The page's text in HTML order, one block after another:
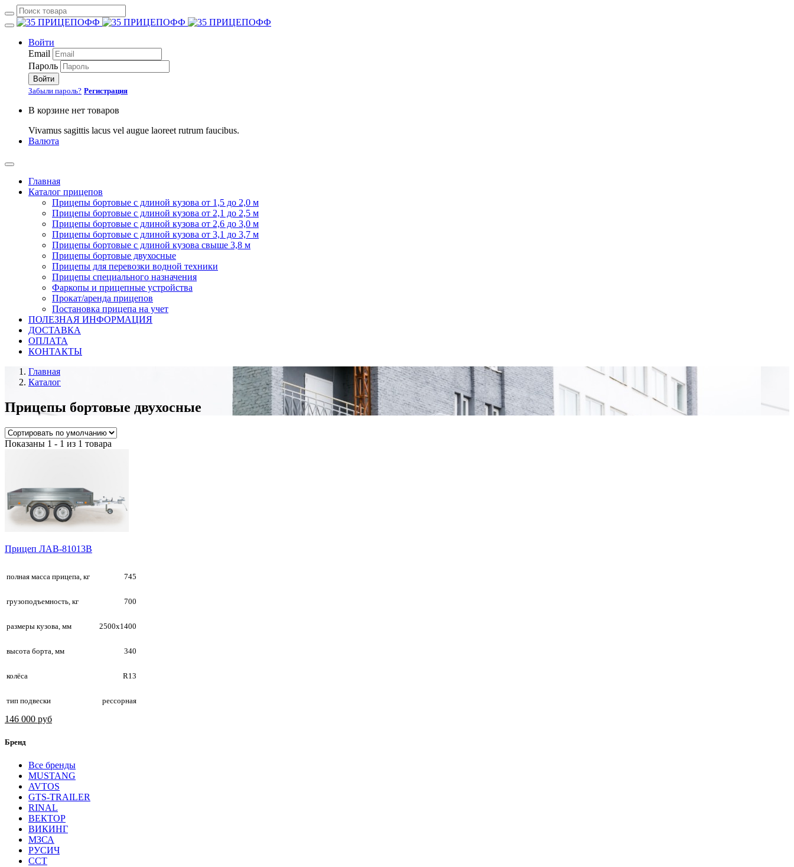
Войти
Email
Пароль
Войти
Забыли пароль? Регистрация
В корзине нет товаров
Vivamus sagittis lacus vel augue laoreet rutrum faucibus.
Валюта
Главная
Каталог прицепов
Прицепы бортовые с длиной кузова от 1,5 до 2,0 м
Прицепы бортовые с длиной кузова от 2,1 до 2,5 м
Прицепы бортовые с длиной кузова от 2,6 до 3,0 м
Прицепы бортовые с длиной кузова от 3,1 до 3,7 м
Прицепы бортовые с длиной кузова свыше 3,8 м
Прицепы бортовые двухосные
Прицепы для перевозки водной техники
Прицепы специального назначения
Фаркопы и прицепные устройства
Прокат/аренда прицепов
Постановка прицепа на учет
ПОЛЕЗНАЯ ИНФОРМАЦИЯ
ДОСТАВКА
ОПЛАТА
КОНТАКТЫ
Главная
Каталог
Прицепы бортовые двухосные
Показаны 1 - 1 из 1 товара
Прицеп ЛАВ-81013B
полная масса прицепа, кг 745
грузоподъемность, кг 700
размеры кузова, мм 2500х1400
высота борта, мм 340
колёса R13
тип подвески рессорная
146 000 руб
Бренд
Все бренды
MUSTANG
AVTOS
GTS-TRAILER
RINAL
ВЕКТОР
ВИКИНГ
МЗСА
РУСИЧ
ССТ